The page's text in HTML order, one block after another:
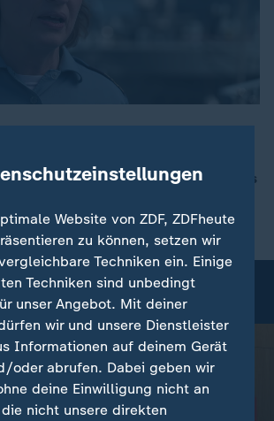
Minentaucher darauf vor,
von Hormus zu räumen. Die
könnte nach Einschätzung des
Jahr dauern.
Einzelbeiträge
Website von ZDF, ZDFheute
zu können, setzen wir
Techniken ein. Einige
Techniken sind unbedingt
unser Angebot. Mit deiner
wir und unsere Dienstleister
Informationen auf deinem Gerät
oder abrufen. Dabei geben wir
deine Einwilligung nicht an
nicht unsere direkten